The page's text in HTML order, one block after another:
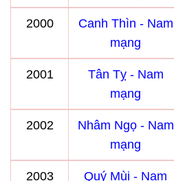
2000
Canh Thìn - Nam
mạng
2001
Tân Tỵ - Nam
mạng
2002
Nhâm Ngọ - Nam
mạng
2003
Quý Mùi - Nam